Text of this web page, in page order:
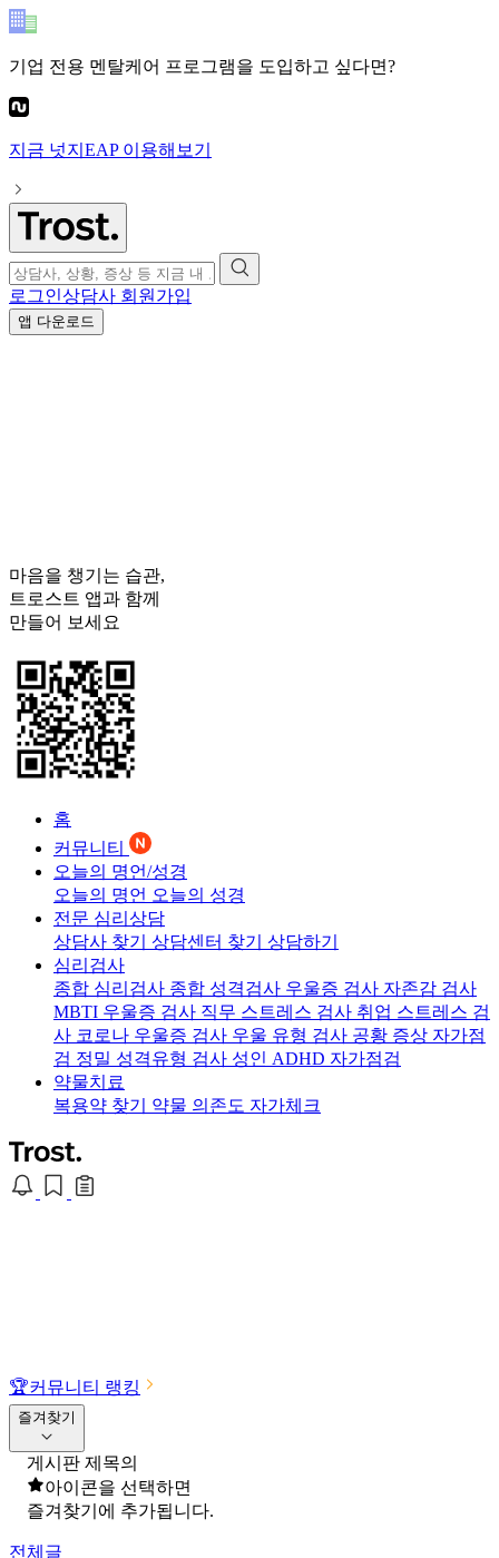
기업 전용 멘탈케어 프로그램을 도입하고 싶다면?
지금 넛지EAP이용해보기
로그인상담사 회원가입
앱 다운로드
마음을 챙기는 습관,
트로스트 앱과 함께
만들어 보세요
홈
커뮤니티
오늘의 명언/성경
오늘의 명언 오늘의 성경
전문 심리상담
상담사 찾기 상담센터 찾기 상담하기
심리검사
종합 심리검사 종합 성격검사 우울증 검사 자존감 검사
MBTI 우울증 검사 직무 스트레스 검사 취업 스트레스 검
사 코로나 우울증 검사 우울 유형 검사 공황 증상 자가점
검 정밀 성격유형 검사 성인 ADHD 자가점검
약물치료
복용약 찾기 약물 의존도 자가체크
🏆커뮤니티 랭킹
즐겨찾기
게시판 제목의
아이콘을 선택하면
즐겨찾기에 추가됩니다.
전체글